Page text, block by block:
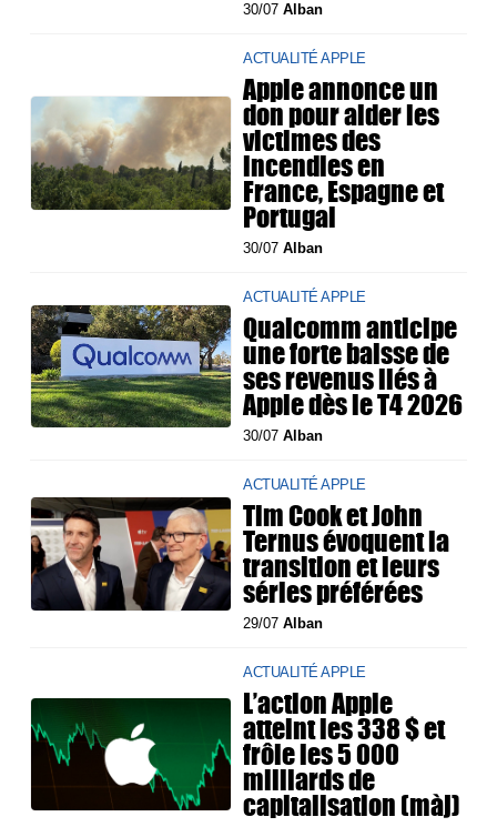
30/07Alban
ACTUALITÉ APPLE
Apple annonce un
don pour aider les
victimes des
incendies en
France, Espagne et
Portugal
30/07Alban
ACTUALITÉ APPLE
Qualcomm anticipe
une forte baisse de
ses revenus liés à
Apple dès le T4 2026
30/07Alban
ACTUALITÉ APPLE
Tim Cook et John
Ternus évoquent la
transition et leurs
séries préférées
29/07Alban
ACTUALITÉ APPLE
L’action Apple
atteint les 338 $ et
frôle les 5 000
milliards de
capitalisation (màj)